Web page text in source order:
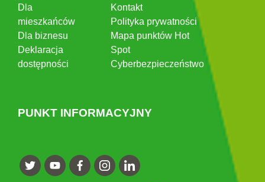
Dla
mieszkańców
Dla biznesu
Deklaracja
dostępności
Kontakt
Polityka prywatności
Mapa punktów Hot
Spot
Cyberbezpieczeństwo
PUNKT INFORMACYJNY